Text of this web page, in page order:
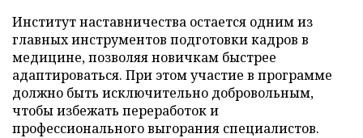
Институт наставничества остается одним из
главных инструментов подготовки кадров в
медицине, позволяя новичкам быстрее
адаптироваться. При этом участие в программе
должно быть исключительно добровольным,
чтобы избежать переработок и
профессионального выгорания специалистов.